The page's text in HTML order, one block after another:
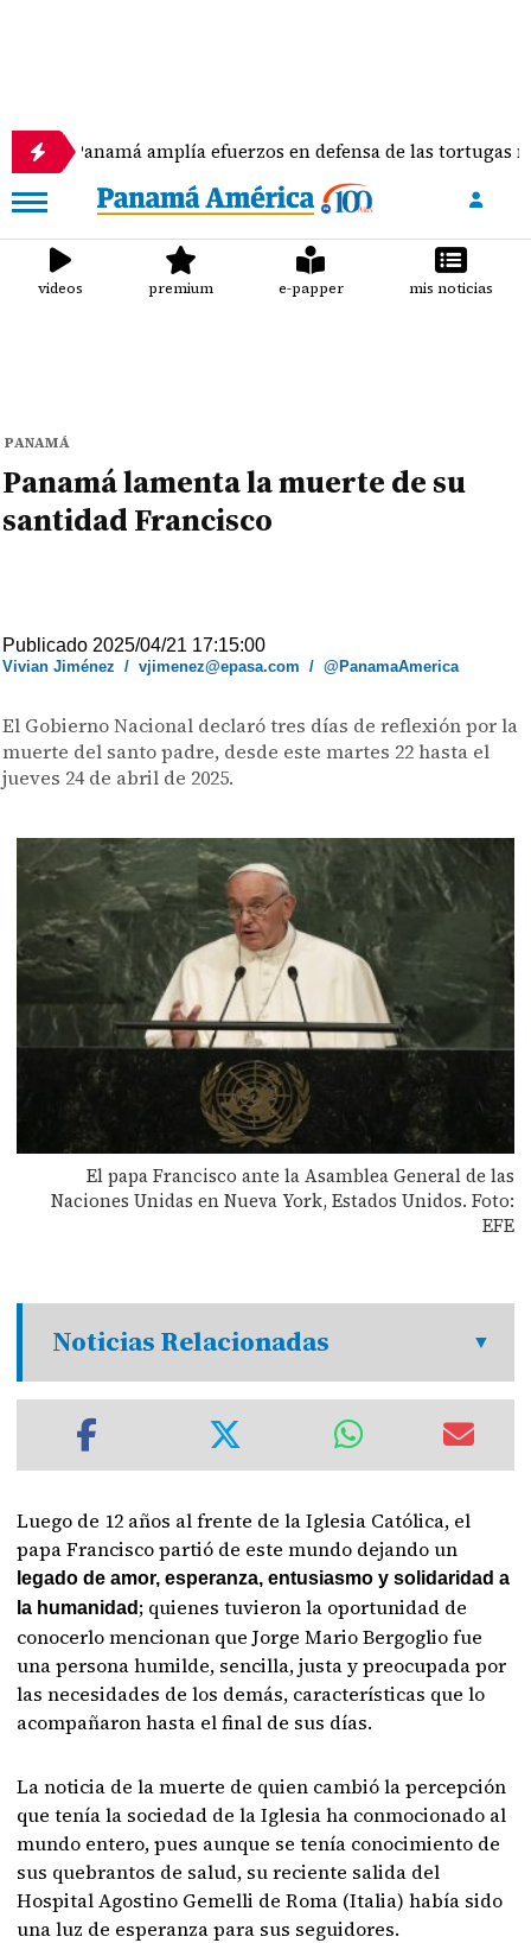
amplía efuerzos en defensa de las tortugas marinas
videos premium e-papper mis noticias
PANAMÁ
Panamá lamenta la muerte de su
santidad Francisco
Publicado 2025/04/21 17:15:00
Vivian Jiménez /vjimenez@epasa.com /@PanamaAmerica
El Gobierno Nacional declaró tres días de reflexión por la
muerte del santo padre, desde este martes 22 hasta el
jueves 24 de abril de 2025.
El papa Francisco ante la Asamblea General de las
Naciones Unidas en Nueva York, Estados Unidos. Foto:
EFE
Noticias Relacionadas
Luego de 12 años al frente de la Iglesia Católica, el
papa Francisco partió de este mundo dejando un
legado de amor, esperanza, entusiasmo y solidaridad a
la humanidad ; quienes tuvieron la oportunidad de
conocerlo mencionan que Jorge Mario Bergoglio fue
una persona humilde, sencilla, justa y preocupada por
las necesidades de los demás, características que lo
acompañaron hasta el final de sus días.
La noticia de la muerte de quien cambió la percepción
que tenía la sociedad de la Iglesia ha conmocionado al
mundo entero, pues aunque se tenía conocimiento de
sus quebrantos de salud, su reciente salida del
Hospital Agostino Gemelli de Roma (Italia) había sido
una luz de esperanza para sus seguidores.